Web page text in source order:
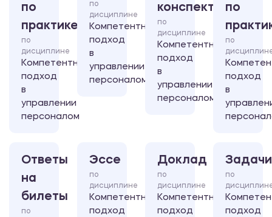
по
практике
по
дисциплине
Компетентностный
подход
в
управлении
персоналом
по
дисциплине
Компетентностный
подход
в
управлении
персоналом
конспект
по
дисциплине
Компетентностный
подход
в
управлении
персоналом
по
по
подход
в
Ответы
на
билеты
по
Эссе
по
дисциплине
Компетентностный
подход
Доклад
по
дисциплине
Компетентностный
подход
Задачи
по
подход